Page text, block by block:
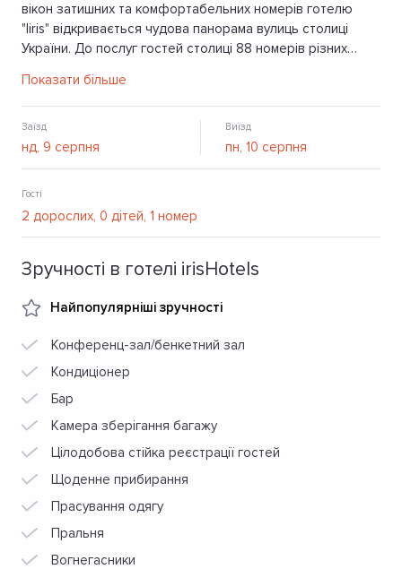
вікон затишних та комфортабельних номерів готелю
"Іiris" відкривається чудова панорама вулиць столиці
України. До послуг гостей столиці 88 номерів різних
Показати більше
Заїзд Виїзд
Гості
Зручності в готелі irisHotels
Найпопулярніші зручності
Конференц-зал/бенкетний зал
Кондиціонер
Бар
Камера зберігання багажу
Цілодобова стійка реєстрації гостей
Щоденне прибирання
Прасування одягу
Пральня
Вогнегасники